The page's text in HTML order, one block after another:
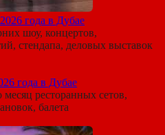
года в Дубае
шоу, концертов,
стендапа, деловых выставок
года в Дубае
ресторанных сетов,
балета